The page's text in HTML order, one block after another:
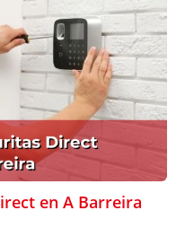
en A Barreira